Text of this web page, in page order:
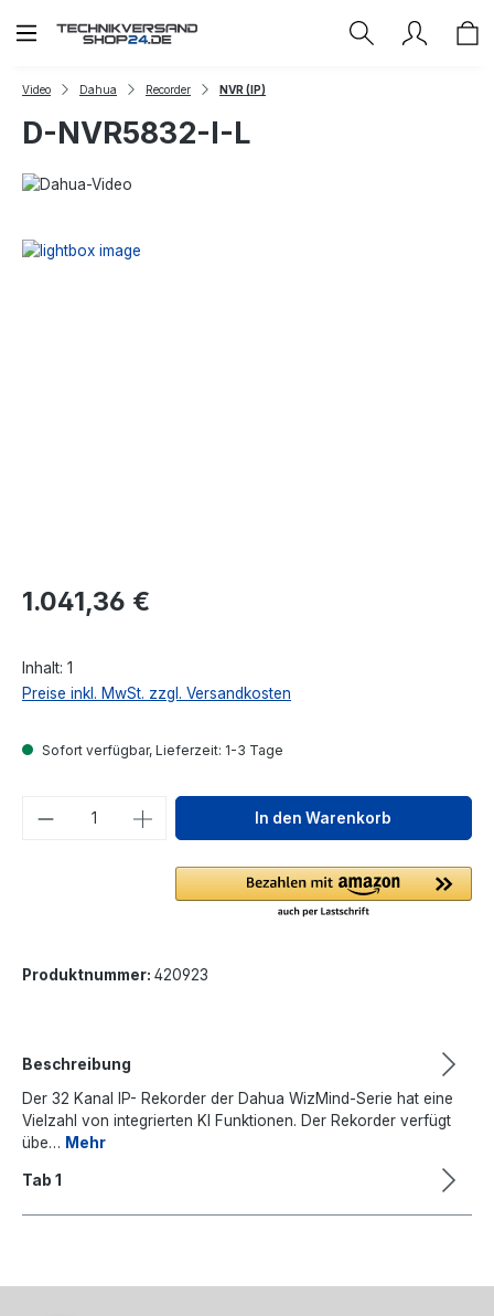
Zum Hauptinhalt springen
Video Dahua Recorder NVR (IP)
D-NVR5832-I-L
Regulärer Preis:
1.041,36 €
Inhalt: 1
Preise inkl. MwSt. zzgl. Versandkosten
Sofort verfügbar, Lieferzeit: 1-3 Tage
Produkt Anzahl: Gib denIn den Warenkorb
Produktnummer: 420923
Beschreibung
Der 32 Kanal IP- Rekorder der Dahua WizMind-Serie hat eine
Vielzahl von integrierten KI Funktionen. Der Rekorder verfügt
übe… Mehr
Tab 1